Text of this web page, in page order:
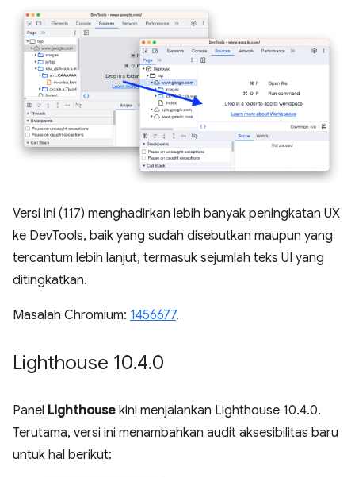
Versi ini (117) menghadirkan lebih banyak peningkatan UX
ke DevTools, baik yang sudah disebutkan maupun yang
tercantum lebih lanjut, termasuk sejumlah teks UI yang
ditingkatkan.
Masalah Chromium: 1456677.
Lighthouse 10.4.0
Panel Lighthouse kini menjalankan Lighthouse 10.4.0.
Terutama, versi ini menambahkan audit aksesibilitas baru
untuk hal berikut: